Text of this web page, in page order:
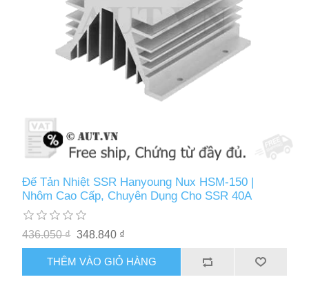
Đế Tản Nhiệt SSR Hanyoung Nux HSM-150 |
Nhôm Cao Cấp, Chuyên Dụng Cho SSR 40A
436.050 ₫ 348.840 ₫
THÊM VÀO GIỎ HÀNG